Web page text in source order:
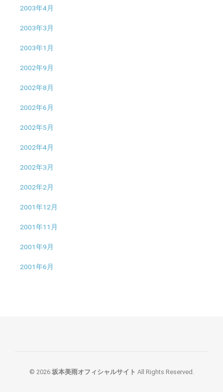
2003年4月
2003年3月
2003年1月
2002年9月
2002年8月
2002年6月
2002年5月
2002年4月
2002年3月
2002年2月
2001年12月
2001年11月
2001年9月
2001年6月
© 2026 坂本美雨オフィシャルサイト All Rights Reserved.